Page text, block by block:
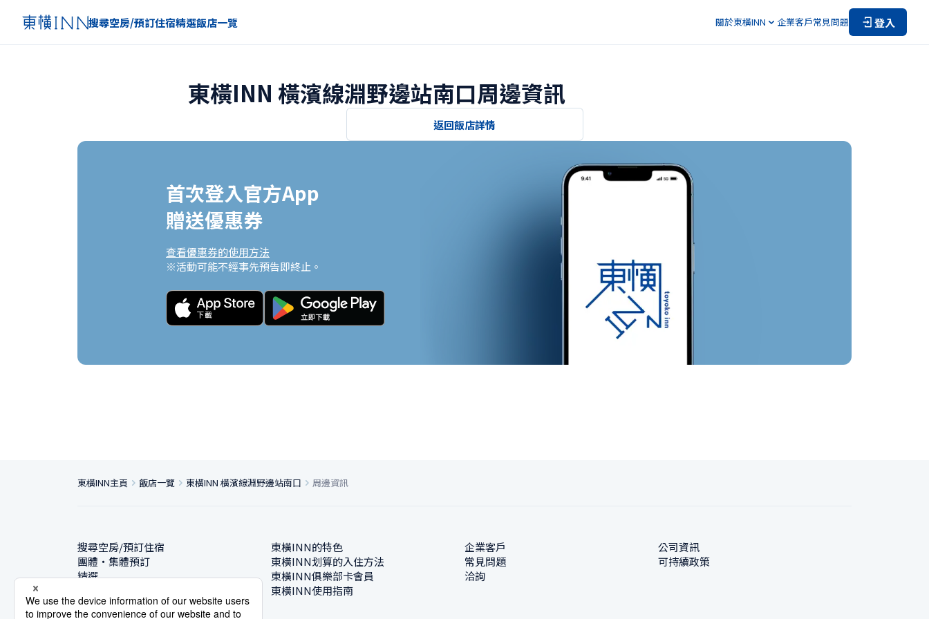
搜尋空房/預訂住宿精選飯店一覽 關於東橫INN 企業客戶常見問題 登入
東橫INN 橫濱線淵野邊站南口周邊資訊
返回飯店詳情
首次登入官方App
贈送優惠券
查看優惠券的使用方法
※活動可能不經事先預告即終止。
東橫INN主頁 飯店一覽 東橫INN 橫濱線淵野邊站南口 周邊資訊
搜尋空房/預訂住宿
團體・集體預訂
精選
東橫INN的特色
東橫INN划算的入住方法
東橫INN俱樂部卡會員
東橫INN使用指南
企業客戶
常見問題
洽詢
公司資訊
可持續政策